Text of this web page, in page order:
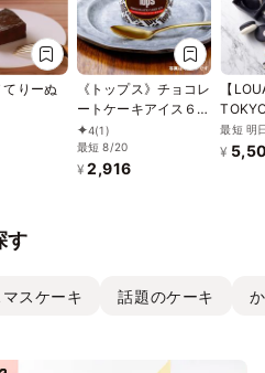
りーぬ
《トップス》チョコレ
ートケーキアイス６個
入り
4(1)
最短 8/20
¥ 2,916
【
ノトー
ラック
最短 明
¥
す
スケーキ 話題のケーキ